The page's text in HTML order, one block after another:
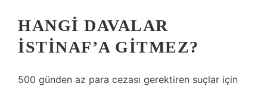
HANGI DAVALAR
İSTINAF’A GITMEZ?
500 günden az para cezası gerektiren suçlar için